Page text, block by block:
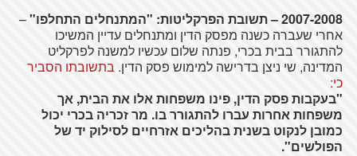
2007-2008 – תשובת הפרקליטות: "המתנחלים התחלפו"
–
אחרי שעברה כשנה מפסק הדין ומתנחלים עדיין המשיכו
להתגורר בבית בכרי, פנתה שלום עכשיו למשנה לפרקליט
המדינה, שי ניצן בדרישה למימוש פסק הדין. בתשובתו הסביר
כי:
"בעקבות פסק הדין, פינו משפחות אלו את הבית, אך
משפחות אחרות עברו להתגורר בו. מר זכריה בכרי יכול
כמובן לנקוט בשנית בהליכים אזרחיים לסילוק יד של
הפולשים".